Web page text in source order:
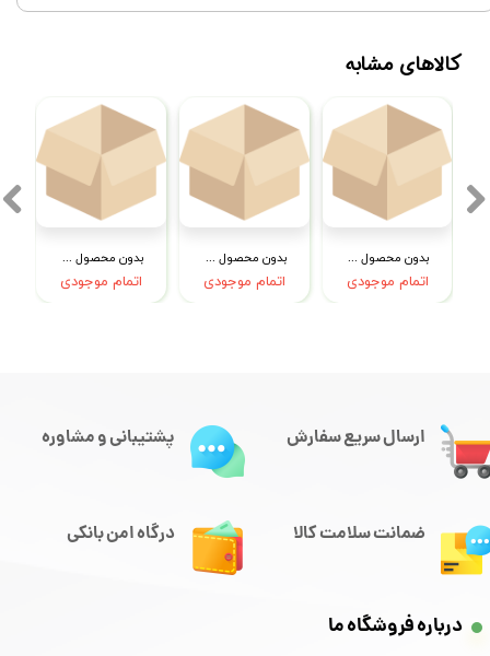
بدون محصول جهت نمایش
اتمام موجودی
بدون محصول جهت نمایش
اتمام موجودی
بدون محصول جهت نمایش
اتمام موجودی
کالاهای مشابه
ارسال سریع سفارش
درگاه امن بانکی
پشتیبانی و مشاوره
ضمانت سلامت کالا
درباره فروشگاه ما